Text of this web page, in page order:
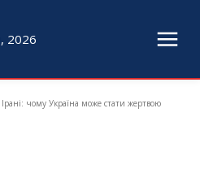
2026
Ірані: чому Україна може стати жертвою